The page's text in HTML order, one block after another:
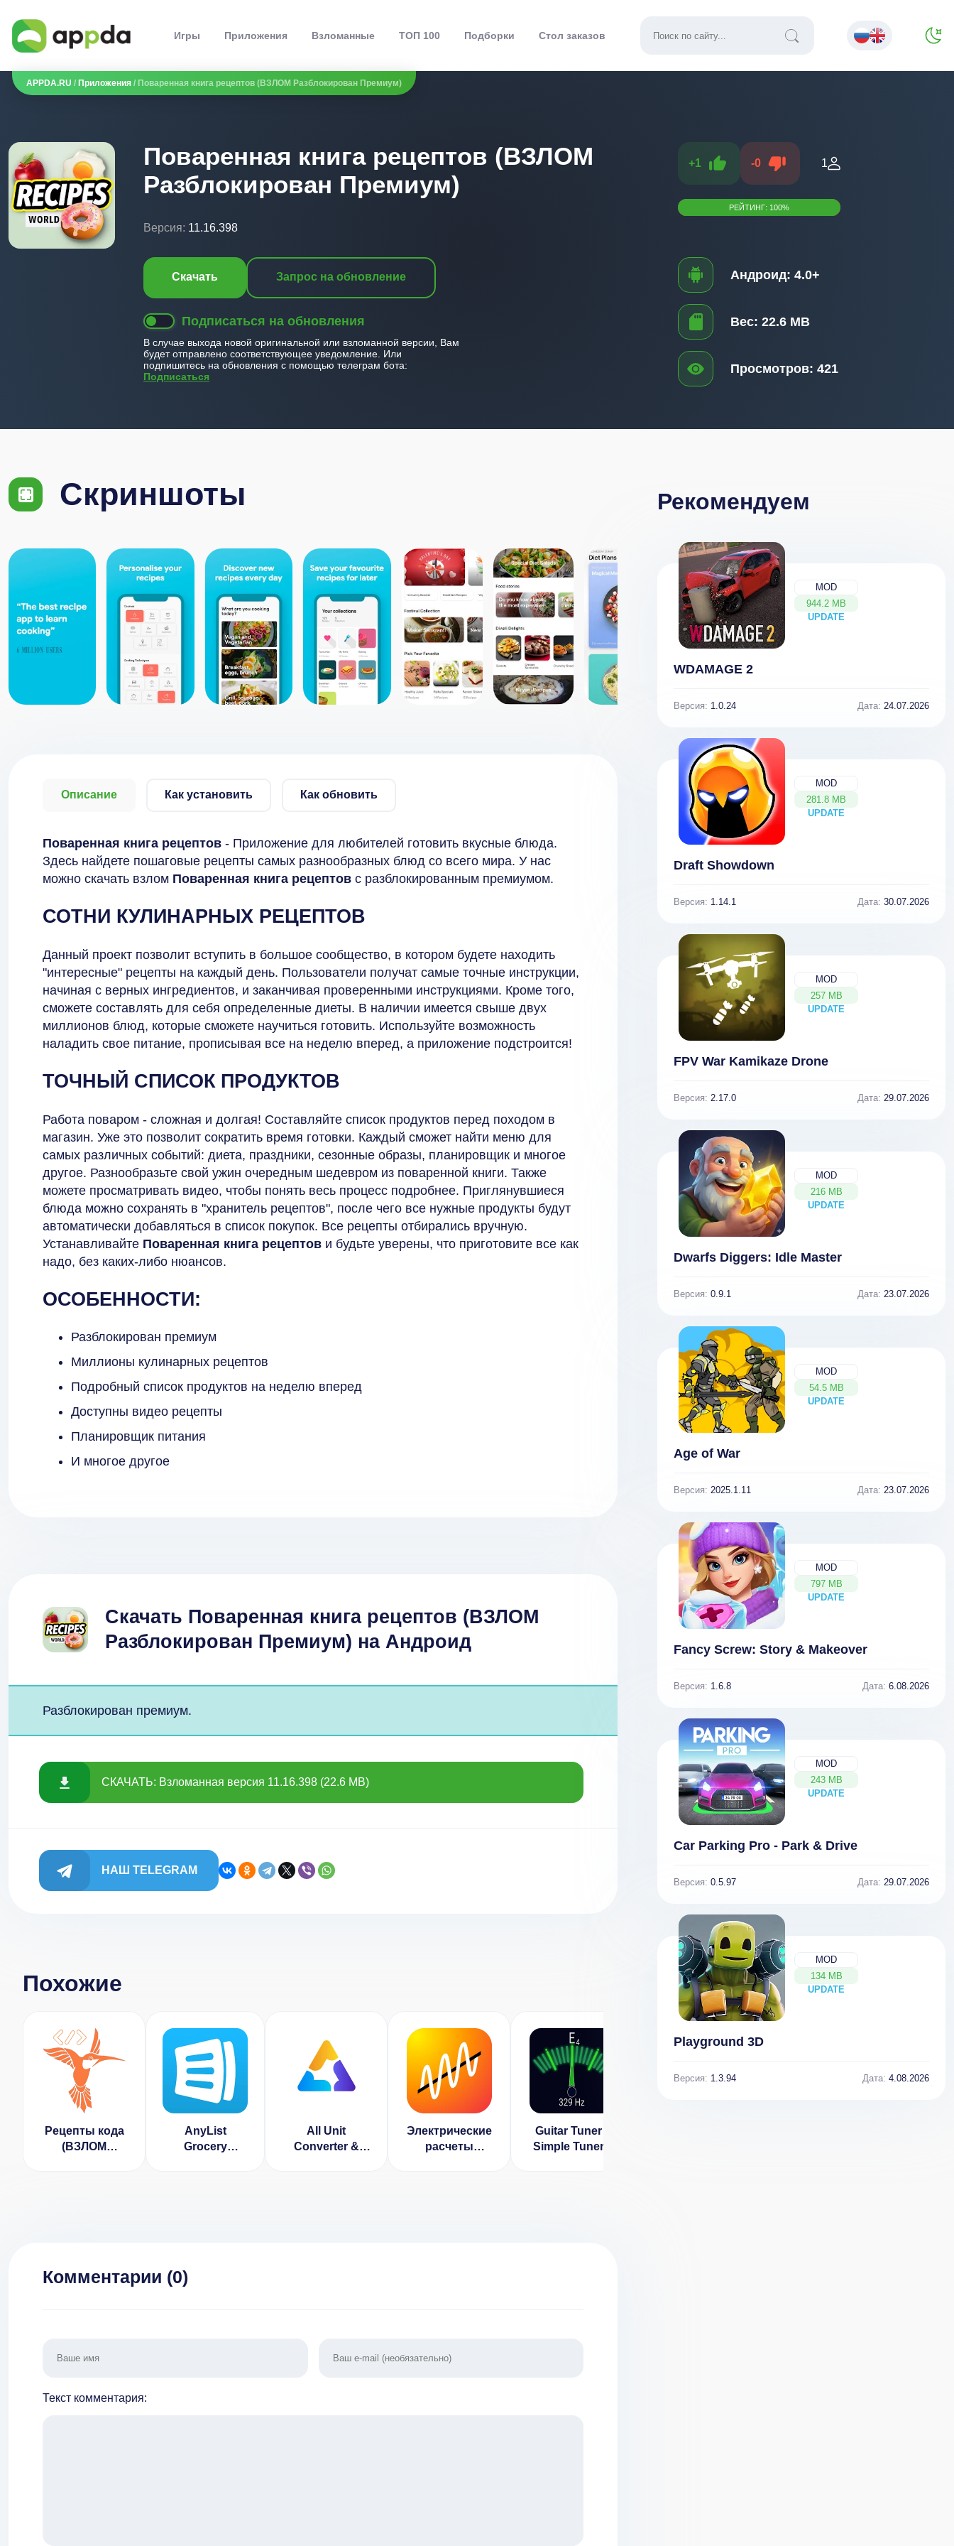
Игры Приложения Взломанные ТОП 100 Подборки Стол заказов
APPDA.RU / Приложения / Поваренная книга рецептов (ВЗЛОМ Разблокирован Премиум)
Поваренная книга рецептов (ВЗЛОМ
Разблокирован Премиум)
Версия: 11.16.398
Скачать Запрос на обновление
Подписаться на обновления
В случае выхода новой оригинальной или взломанной версии, Вам
будет отправлено соответствующее уведомление. Или
подпишитесь на обновления с помощью телеграм бота:
Подписаться
+1 -0 1
РЕЙТИНГ: 100%
Андроид: 4.0+
Вес: 22.6 MB
Просмотров: 421
Скриншоты
Описание Как установить Как обновить
Поваренная книга рецептов - Приложение для любителей готовить вкусные блюда.
Здесь найдете пошаговые рецепты самых разнообразных блюд со всего мира. У нас
можно скачать взлом Поваренная книга рецептов с разблокированным премиумом.
СОТНИ КУЛИНАРНЫХ РЕЦЕПТОВ
Данный проект позволит вступить в большое сообщество, в котором будете находить
"интересные" рецепты на каждый день. Пользователи получат самые точные инструкции,
начиная с верных ингредиентов, и заканчивая проверенными инструкциями. Кроме того,
сможете составлять для себя определенные диеты. В наличии имеется свыше двух
миллионов блюд, которые сможете научиться готовить. Используйте возможность
наладить свое питание, прописывая все на неделю вперед, а приложение подстроится!
ТОЧНЫЙ СПИСОК ПРОДУКТОВ
Работа поваром - сложная и долгая! Составляйте список продуктов перед походом в
магазин. Уже это позволит сократить время готовки. Каждый сможет найти меню для
самых различных событий: диета, праздники, сезонные образы, планировщик и многое
другое. Разнообразьте свой ужин очередным шедевром из поваренной книги. Также
можете просматривать видео, чтобы понять весь процесс подробнее. Приглянувшиеся
блюда можно сохранять в "хранитель рецептов", после чего все нужные продукты будут
автоматически добавляться в список покупок. Все рецепты отбирались вручную.
Устанавливайте Поваренная книга рецептов и будьте уверены, что приготовите все как
надо, без каких-либо нюансов.
ОСОБЕННОСТИ:
Разблокирован премиум
Миллионы кулинарных рецептов
Подробный список продуктов на неделю вперед
Доступны видео рецепты
Планировщик питания
И многое другое
Скачать Поваренная книга рецептов (ВЗЛОМ
Разблокирован Премиум) на Андроид
Разблокирован премиум.
СКАЧАТЬ: Взломанная версия 11.16.398 (22.6 MB)
НАШ TELEGRAM
Похожие
Рецепты кода
(ВЗЛОМ
AnyList
Grocery
All Unit
Converter &
Электрические
расчеты
Guitar Tuner -
Simple Tuners
Комментарии (0)
Текст комментария:
Рекомендуем
MOD
944.2 MB
UPDATE
NEW
WDAMAGE 2
Версия: 1.0.24 Дата: 24.07.2026
MOD
281.8 MB
UPDATE
NEW
Draft Showdown
Версия: 1.14.1 Дата: 30.07.2026
MOD
257 MB
UPDATE
NEW
FPV War Kamikaze Drone
Версия: 2.17.0 Дата: 29.07.2026
MOD
216 MB
UPDATE
NEW
Dwarfs Diggers: Idle Master
Версия: 0.9.1 Дата: 23.07.2026
MOD
54.5 MB
UPDATE
NEW
Age of War
Версия: 2025.1.11 Дата: 23.07.2026
MOD
797 MB
UPDATE
NEW
Fancy Screw: Story & Makeover
Версия: 1.6.8 Дата: 6.08.2026
MOD
243 MB
UPDATE
NEW
Car Parking Pro - Park & Drive
Версия: 0.5.97 Дата: 29.07.2026
MOD
134 MB
UPDATE
NEW
Playground 3D
Версия: 1.3.94 Дата: 4.08.2026